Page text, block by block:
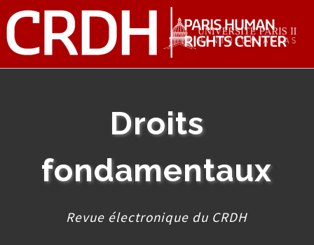
Droits
fondamentaux
Revue électronique du CRDH